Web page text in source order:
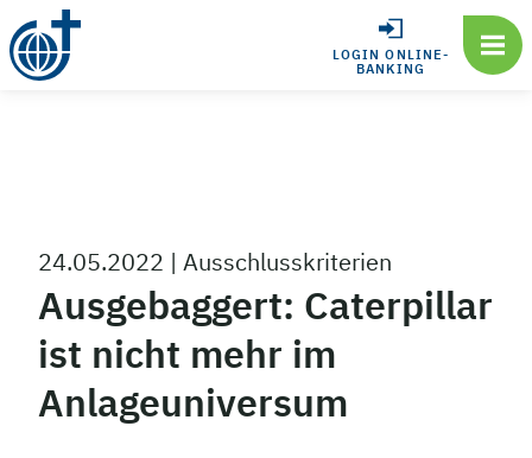
LOGIN ONLINE-
BANKING
24.05.2022 | Ausschlusskriterien
Ausgebaggert: Caterpillar
ist nicht mehr im
Anlageuniversum